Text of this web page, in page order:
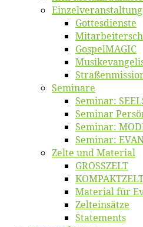
Got­tes­diens­te
Gos­pel­MA­GIC
Se­mi­na­re
Se­mi­nar:
Se­mi­nar
Se­mi­nar:
Se­mi­nar:
Zel­te und Material
GROSSZELT
Ma­te­ri­al für
Zelt­ein­sät­ze
State­ments